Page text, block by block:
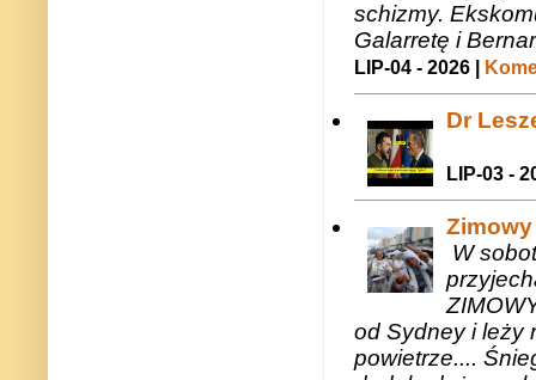
schizmy.
Galarretę i
LIP-04 - 2026 |
Dr
LIP-03 -
W
od Sydney i leży
powietrze....